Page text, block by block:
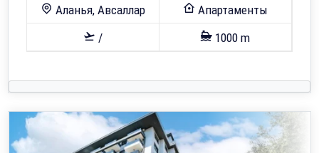
Аланья, Авсаллар
Апартаменты
/
1000 m